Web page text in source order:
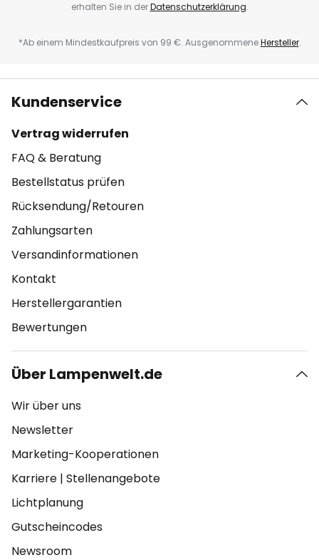
erhalten Sie in derDatenschutzerklärung.
*Ab einem Mindestkaufpreis von 99 €. AusgenommeneHersteller.
Kundenservice
Vertrag widerrufen
FAQ & Beratung
Bestellstatus prüfen
Rücksendung/Retouren
Zahlungsarten
Versandinformationen
Kontakt
Herstellergarantien
Bewertungen
Über Lampenwelt.de
Wir über uns
Newsletter
Marketing-Kooperationen
Karriere | Stellenangebote
Lichtplanung
Gutscheincodes
Newsroom